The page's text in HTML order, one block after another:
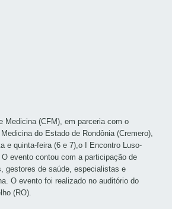
Medicina (CFM), em parceria com o
do Estado de Rondônia (Cremero),
e quinta-feira (6 e 7),o I Encontro Luso-
evento contou com a participação de
gestores de saúde, especialistas e
O evento foi realizado no auditório do
(RO).